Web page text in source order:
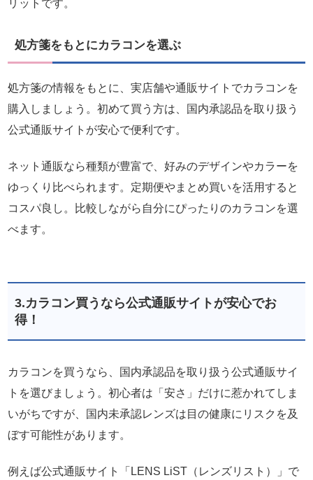
リットです。
処方箋をもとにカラコンを選ぶ
処方箋の情報をもとに、実店舗や通販サイトでカラコンを
購入しましょう。初めて買う方は、国内承認品を取り扱う
公式通販サイトが安心で便利です。
ネット通販なら種類が豊富で、好みのデザインやカラーを
ゆっくり比べられます。定期便やまとめ買いを活用すると
コスパ良し。比較しながら自分にぴったりのカラコンを選
べます。
3.カラコン買うなら公式通販サイトが安心でお
得！
カラコンを買うなら、国内承認品を取り扱う公式通販サイ
トを選びましょう。初心者は「安さ」だけに惹かれてしま
いがちですが、国内未承認レンズは目の健康にリスクを及
ぼす可能性があります。
例えば公式通販サイト「LENS LiST（レンズリスト）」で